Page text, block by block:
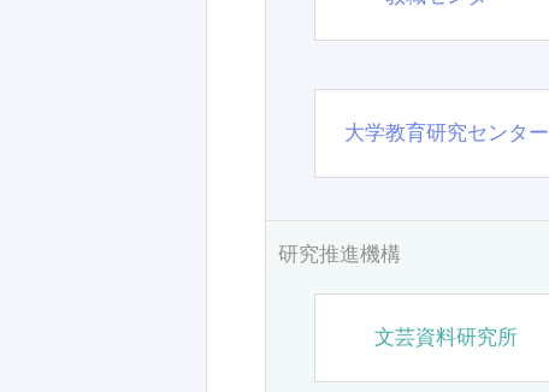
大学教育研究センター
研究推進機構
文芸資料研究所